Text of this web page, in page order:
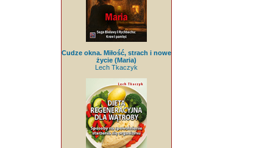
Cudze okna. Miłość, strach i nowe
życie (Maria)
Lech Tkaczyk